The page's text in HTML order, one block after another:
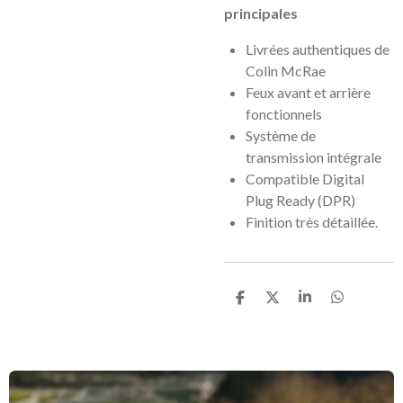
principales
Livrées authentiques de
Colin McRae
Feux avant et arrière
fonctionnels
Système de
transmission intégrale
Compatible Digital
Plug Ready (DPR)
Finition très détaillée.
P
g
P
g
e
P
g
P
g
e